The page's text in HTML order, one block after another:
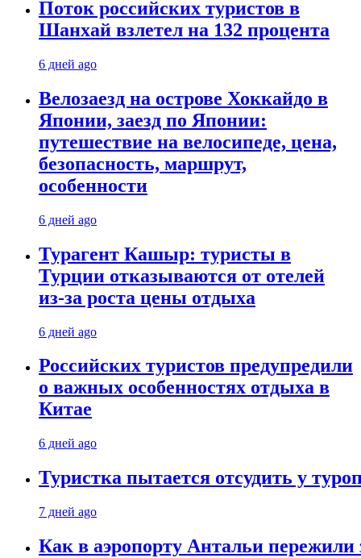
Поток российских туристов в
Шанхай взлетел на 132 процента
6 дней ago
Велозаезд на острове Хоккайдо в
Японии, заезд по Японии:
путешествие на велосипеде, цена,
безопасность, маршрут,
особенности
6 дней ago
Турагент Кашыр: туристы в
Турции отказываются от отелей
из-за роста цены отдыха
6 дней ago
Российских туристов предупредили
о важных особенностях отдыха в
Китае
6 дней ago
Туристка пытается отсудить у
7 дней ago
Как в аэропорту Антальи